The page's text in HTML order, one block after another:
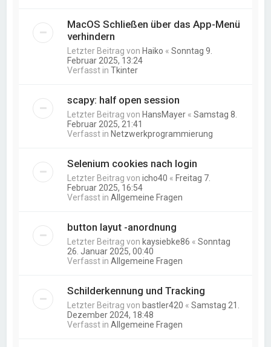
MacOS Schließen über das App-Menü
verhindern
Letzter Beitrag von Haiko «Sonntag 9.
Februar 2025, 13:24
Verfasst inTkinter
scapy: half open session
Letzter Beitrag von HansMayer «Samstag 8.
Februar 2025, 21:41
Verfasst in Netzwerkprogrammierung
Selenium cookies nach login
Letzter Beitrag vonicho40 « Freitag 7.
Februar 2025, 16:54
Verfasst inAllgemeine Fragen
button layut -anordnung
Letzter Beitrag von kaysiebke86 «Sonntag
26. Januar 2025, 00:40
Verfasst inAllgemeine Fragen
Schilderkennung und Tracking
Letzter Beitrag von bastler420 «Samstag 21.
Dezember 2024, 18:48
Verfasst inAllgemeine Fragen